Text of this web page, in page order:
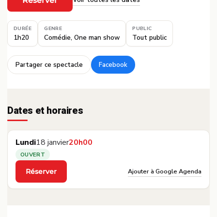
·
DURÉE
1h20
GENRE
Comédie, One man show
PUBLIC
Tout public
Partager ce spectacle
·
Facebook
Dates et horaires
Lundi18 janvier20h00
OUVERT
Réserver
·
Ajouter à Google Agenda